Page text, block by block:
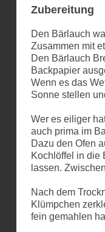
Zubereitung
Den Bärlauch
Zusammen mit
Den Bärlauch
Backpapier
Wenn es das
Sonne stellen
Wer es eiliger
auch prima im
Dazu den Ofen
Kochlöffel in die
lassen.
Nach dem
Klümpchen
fein gemahlen